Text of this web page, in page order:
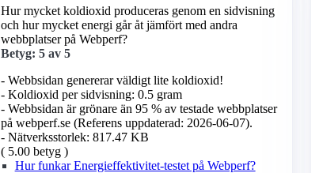
Hur mycket koldioxid produceras genom en sidvisning
och hur mycket energi går åt jämfört med andra
webbplatser på Webperf?
Betyg: 5 av 5
- Webbsidan genererar väldigt lite koldioxid!
- Koldioxid per sidvisning: 0.5 gram
- Webbsidan är grönare än 95 % av testade webbplatser
på webperf.se (Referens uppdaterad: 2026-06-07).
- Nätverksstorlek: 817.47 KB
( 5.00 betyg )
Hur funkar Energieffektivitet-testet på Webperf?